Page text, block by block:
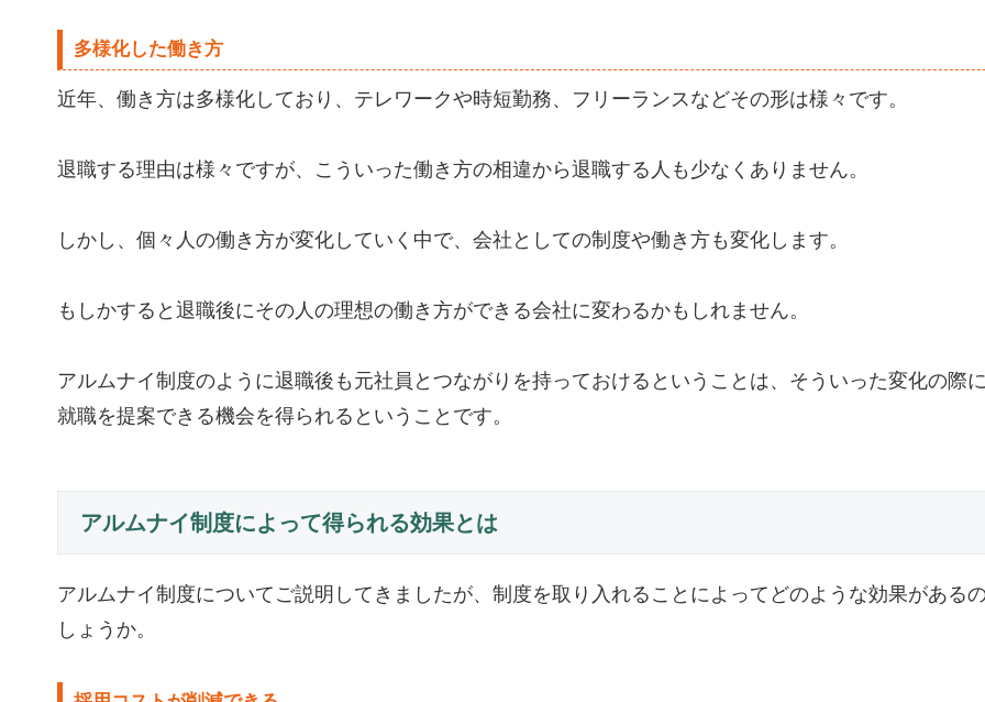
多様化した働き方
近年、働き方は多様化しており、テレワークや時短勤務、フリーランスなどその形は様々です。
退職する理由は様々ですが、こういった働き方の相違から退職する人も少なくありません。
しかし、個々人の働き方が変化していく中で、会社としての制度や働き方も変化します。
もしかすると退職後にその人の理想の働き方ができる会社に変わるかもしれません。
アルムナイ制度のように退職後も元社員とつながりを持っておけるということは、そういった変化の際
就職を提案できる機会を得られるということです。
アルムナイ制度によって得られる効果とは
アルムナイ制度についてご説明してきましたが、制度を取り入れることによってどのような効果がある
しょうか。